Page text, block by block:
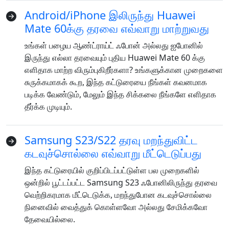
Android/iPhone இலிருந்து Huawei
Mate 60க்கு தரவை எவ்வாறு மாற்றுவது
உங்கள் பழைய ஆண்ட்ராய்ட் ஃபோன் அல்லது ஐபோனில்
இருந்து எல்லா தரவையும் புதிய Huawei Mate 60 க்கு
எளிதாக மாற்ற விரும்புகிறீர்களா? உங்களுக்கான முறைகளை
சுருக்கமாகக் கூற, இந்த கட்டுரையை நீங்கள் கவனமாக
படிக்க வேண்டும், மேலும் இந்த சிக்கலை நீங்களே எளிதாக
தீர்க்க முடியும்.
Samsung S23/S22 தரவு மறந்துவிட்ட
கடவுச்சொல்லை எவ்வாறு மீட்டெடுப்பது
இந்த கட்டுரையில் குறிப்பிடப்பட்டுள்ள பல முறைகளில்
ஒன்றில் பூட்டப்பட்ட Samsung S23 ஃபோனிலிருந்து தரவை
வெற்றிகரமாக மீட்டெடுக்க, மறந்துபோன கடவுச்சொல்லை
நினைவில் வைத்துக் கொள்ளவோ ​​அல்லது சேமிக்கவோ
தேவையில்லை.
மொழி மாறுதல்
English Nederlands
Tiếng Việt